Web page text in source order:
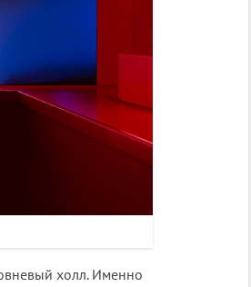
холл. Именно